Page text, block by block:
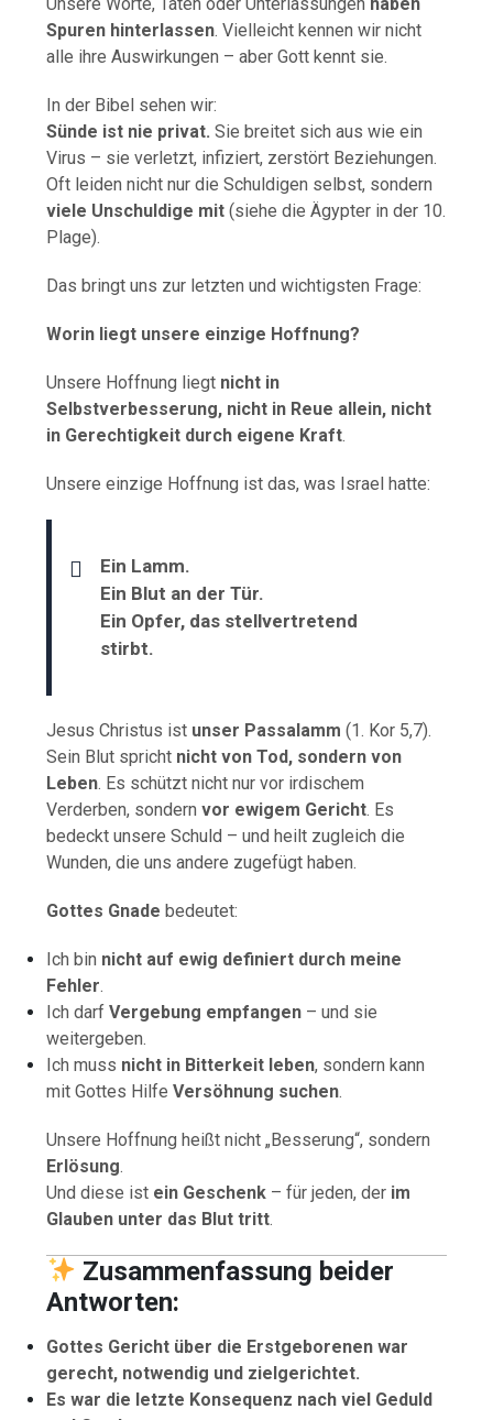
Spuren hinterlassen. Vielleicht kennen wir nicht
alle ihre Auswirkungen – aber Gott kennt sie.
In der Bibel sehen wir:
Sünde ist nie privat. Sie breitet sich aus wie ein
Virus – sie verletzt, infiziert, zerstört Beziehungen.
Oft leiden nicht nur die Schuldigen selbst, sondern
viele Unschuldige mit (siehe die Ägypter in der 10.
Plage).
Das bringt uns zur letzten und wichtigsten Frage:
Worin liegt unsere einzige Hoffnung?
Unsere Hoffnung liegt nicht in
Selbstverbesserung, nicht in Reue allein, nicht
in Gerechtigkeit durch eigene Kraft.
Unsere einzige Hoffnung ist das, was Israel hatte:
Ein Lamm.
Ein Blut an der Tür.
Ein Opfer, das stellvertretend
stirbt.
Jesus Christus ist unser Passalamm (1. Kor 5,7).
Sein Blut spricht nicht von Tod, sondern von
Leben. Es schützt nicht nur vor irdischem
Verderben, sondernvor ewigem Gericht. Es
bedeckt unsere Schuld – und heilt zugleich die
Wunden, die uns andere zugefügt haben.
Gottes Gnade bedeutet:
Ich bin nicht auf ewig definiert durch meine
Fehler.
Ich darfVergebung empfangen – und sie
weitergeben.
Ich muss nicht in Bitterkeit leben, sondern kann
mit Gottes HilfeVersöhnung suchen.
Unsere Hoffnung heißt nicht „Besserung“, sondern
Erlösung.
Und diese ist ein Geschenk – für jeden, der im
Glauben unter das Blut tritt.
Zusammenfassung beider
Antworten:
Gottes Gericht über die Erstgeborenen war
gerecht, notwendig und zielgerichtet.
Es war die letzte Konsequenz nach viel Geduld